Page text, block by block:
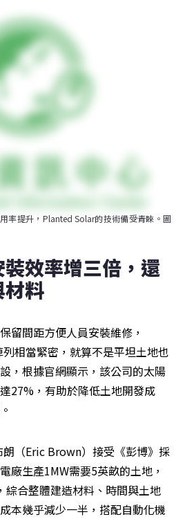
率提升，Planted Solar的技術備受青睞。圖
效率增三倍，還
料
留間距方便人員安裝維修，
相當緊密，就算不是平坦土地也
，根據官網顯示，該公司的太陽
27%，有助於降低土地開發成
（Eric Brown）接受《彭博》採
廠生產1MW需要5英畝的土地，
綜合整體建造材料、時間與土地
本幾乎減少一半，搭配自動化機